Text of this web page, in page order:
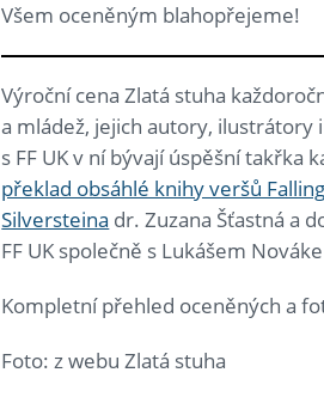
Všem oceněným blahopřejeme!
Výroční cena Zlatá stuha
a mládež, jejich autory,
s FF UK v ní bývají úspěšní takřka
překlad obsáhlé knihy veršů
Silversteina dr. Zuzana Šťastná a
FF UK společně s Lukášem
Kompletní přehled oceněných a
Foto: z webu Zlatá stuha